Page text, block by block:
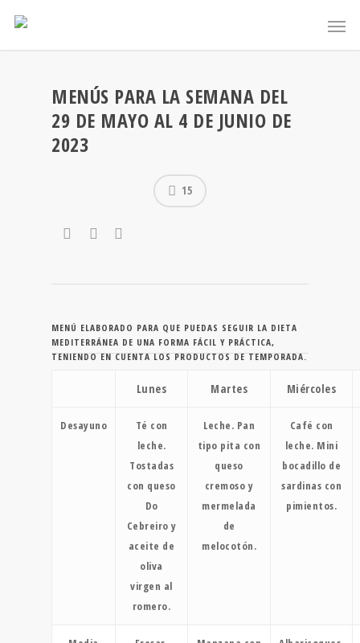
MENÚS PARA LA SEMANA DEL
29 DE MAYO AL 4 DE JUNIO DE
2023
15
MENÚ ELABORADO PARA QUE PUEDAS SEGUIR LA DIETA
MEDITERRÁNEA DE UNA FORMA FÁCIL Y PRÁCTICA,
TENIENDO EN CUENTA LOS PRODUCTOS DE TEMPORADA.
Lunes Martes Miércoles
Desayuno
Té con
leche.
Tostadas
con queso
Do
Cebreiro y
aceite de
oliva
virgen al
romero.
Leche. Pan
tipo pita con
queso
cremoso y
mermelada
de
melocotón.
Café con
leche. Mini
bocadillo de
sardinas con
pimientos.